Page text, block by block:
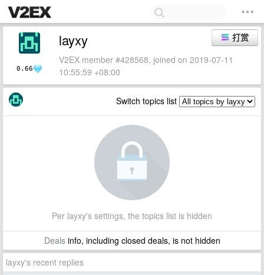
0.66
打赏
layxy
V2EX member #428568, joined on 2019-07-11
10:55:59 +08:00
Switch topics list
Per layxy's settings, the topics list is hidden
Dealsinfo, including closed deals, is not hidden
layxy's recent replies